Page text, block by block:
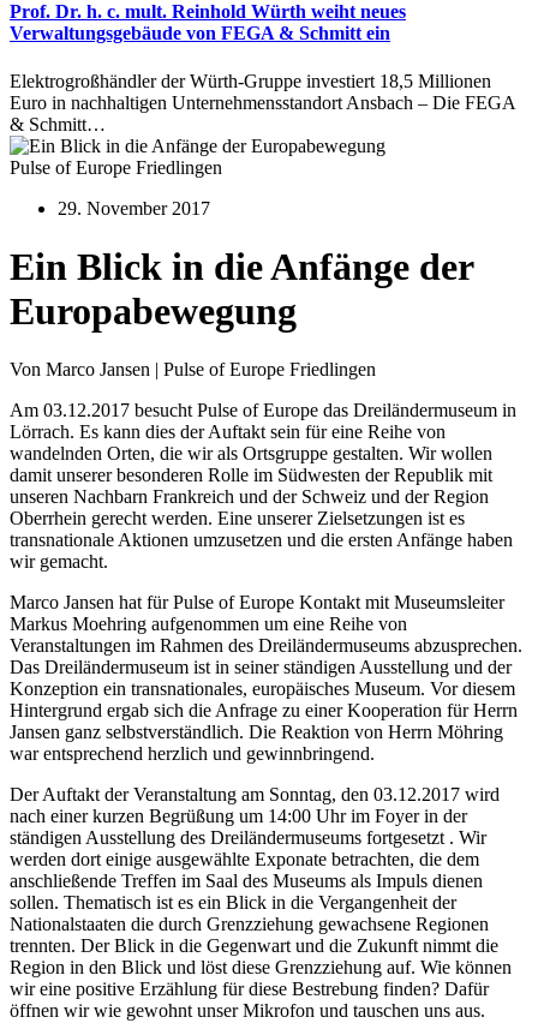
Prof. Dr. h. c. mult. Reinhold Würth weiht neues
Verwaltungsgebäude von FEGA & Schmitt ein
Elektrogroßhändler der Würth-Gruppe investiert 18,5 Millionen
Euro in nachhaltigen Unternehmensstandort Ansbach – Die FEGA
& Schmitt…
Pulse of Europe Friedlingen
29. November 2017
Ein Blick in die Anfänge der
Europabewegung
Von Marco Jansen | Pulse of Europe Friedlingen
Am 03.12.2017 besucht Pulse of Europe das Dreiländermuseum in
Lörrach. Es kann dies der Auftakt sein für eine Reihe von
wandelnden Orten, die wir als Ortsgruppe gestalten. Wir wollen
damit unserer besonderen Rolle im Südwesten der Republik mit
unseren Nachbarn Frankreich und der Schweiz und der Region
Oberrhein gerecht werden. Eine unserer Zielsetzungen ist es
transnationale Aktionen umzusetzen und die ersten Anfänge haben
wir gemacht.
Marco Jansen hat für Pulse of Europe Kontakt mit Museumsleiter
Markus Moehring aufgenommen um eine Reihe von
Veranstaltungen im Rahmen des Dreiländermuseums abzusprechen.
Das Dreiländermuseum ist in seiner ständigen Ausstellung und der
Konzeption ein transnationales, europäisches Museum. Vor diesem
Hintergrund ergab sich die Anfrage zu einer Kooperation für Herrn
Jansen ganz selbstverständlich. Die Reaktion von Herrn Möhring
war entsprechend herzlich und gewinnbringend.
Der Auftakt der Veranstaltung am Sonntag, den 03.12.2017 wird
nach einer kurzen Begrüßung um 14:00 Uhr im Foyer in der
ständigen Ausstellung des Dreiländermuseums fortgesetzt . Wir
werden dort einige ausgewählte Exponate betrachten, die dem
anschließende Treffen im Saal des Museums als Impuls dienen
sollen. Thematisch ist es ein Blick in die Vergangenheit der
Nationalstaaten die durch Grenzziehung gewachsene Regionen
trennten. Der Blick in die Gegenwart und die Zukunft nimmt die
Region in den Blick und löst diese Grenzziehung auf. Wie können
wir eine positive Erzählung für diese Bestrebung finden? Dafür
öffnen wir wie gewohnt unser Mikrofon und tauschen uns aus.